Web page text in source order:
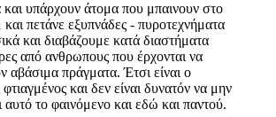
υπάρχουν άτομα που μπαινουν στο
πετάνε εξυπνάδες - πυροτεχνήματα
και διαβάζουμε κατά διαστήματα
από ανθρωπους που έρχονται να
αβάσιμα πράγματα. Έτσι είναι ο
και δεν είναι δυνατόν να μην
αυτό το φαινόμενο και εδώ και παντού.